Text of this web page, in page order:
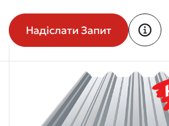
Надіслати Запит